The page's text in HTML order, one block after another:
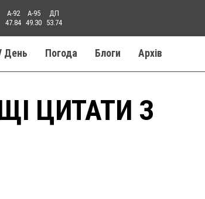
A-92
47.84
A-95
49.30
ДП
53.74
День Погода Блоги Aрхів
ЦИТАТИ З